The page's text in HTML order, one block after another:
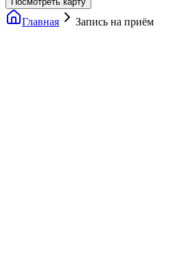
Главная Запись на приём